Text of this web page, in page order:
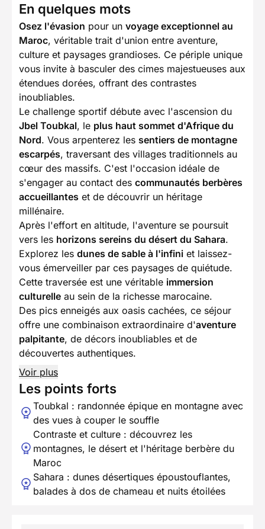
En quelques mots
Osez l'évasion pour un voyage exceptionnel au
Maroc, véritable trait d'union entre aventure,
culture et paysages grandioses. Ce périple unique
vous invite à basculer des cimes majestueuses aux
étendues dorées, offrant des contrastes
inoubliables.
Le challenge sportif débute avec l'ascension du
Jbel Toubkal, le plus haut sommet d'Afrique du
Nord. Vous arpenterez les sentiers de montagne
escarpés, traversant des villages traditionnels au
cœur des massifs. C'est l'occasion idéale de
s'engager au contact des communautés berbères
accueillantes et de découvrir un héritage
millénaire.
Après l'effort en altitude, l'aventure se poursuit
vers les horizons sereins du désert du Sahara.
Explorez les dunes de sable à l'infini et laissez-
vous émerveiller par ces paysages de quiétude.
Cette traversée est une véritable immersion
culturelle au sein de la richesse marocaine.
Des pics enneigés aux oasis cachées, ce séjour
offre une combinaison extraordinaire d'aventure
palpitante, de décors inoubliables et de
découvertes authentiques.
Voir plus
Les points forts
Toubkal : randonnée épique en montagne avec
des vues à couper le souffle
Contraste et culture : découvrez les
montagnes, le désert et l'héritage berbère du
Maroc
Sahara : dunes désertiques époustouflantes,
balades à dos de chameau et nuits étoilées